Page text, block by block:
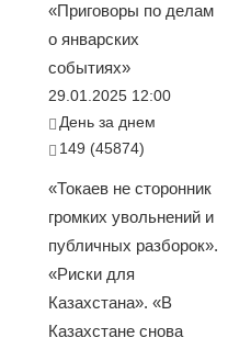
«Приговоры по делам
о январских
событиях»
29.01.2025 12:00
День за днем
149 (45874)
«Токаев не сторонник
громких увольнений и
публичных разборок».
«Риски для
Казахстана». «В
Казахстане снова